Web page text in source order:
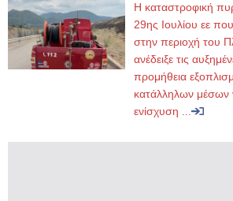
Η καταστροφική
29ης Ιουλίου εε
στην περιοχή του
ανέδειξε τις
προμήθεια
κατάλληλων μέσων
ενίσχυση ...